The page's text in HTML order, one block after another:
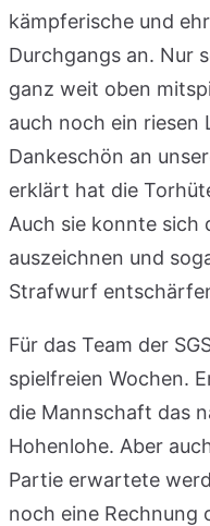
kämpferische und
Durchgangs an. Nur
ganz weit oben
auch noch ein riesen
Dankeschön an
erklärt hat die
Auch sie konnte sich
auszeichnen und
Strafwurf
Für das Team der
spielfreien Wochen.
die Mannschaft das
Hohenlohe. Aber
Partie erwartete
noch eine Rechnung